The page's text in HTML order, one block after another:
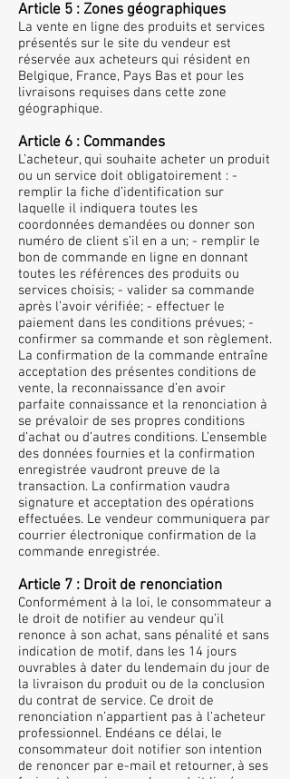
Article 5 : Zones géographiques
La vente en ligne des produits et services
présentés sur le site du vendeur est
réservée aux acheteurs qui résident en
Belgique, France, Pays Bas et pour les
livraisons requises dans cette zone
géographique.
Article 6 : Commandes
L’acheteur, qui souhaite acheter un produit
ou un service doit obligatoirement : -
remplir la fiche d’identification sur
laquelle il indiquera toutes les
coordonnées demandées ou donner son
numéro de client s’il en a un; - remplir le
bon de commande en ligne en donnant
toutes les références des produits ou
services choisis; - valider sa commande
après l’avoir vérifiée; - effectuer le
paiement dans les conditions prévues; -
confirmer sa commande et son règlement.
La confirmation de la commande entraîne
acceptation des présentes conditions de
vente, la reconnaissance d’en avoir
parfaite connaissance et la renonciation à
se prévaloir de ses propres conditions
d’achat ou d’autres conditions. L’ensemble
des données fournies et la confirmation
enregistrée vaudront preuve de la
transaction. La confirmation vaudra
signature et acceptation des opérations
effectuées. Le vendeur communiquera par
courrier électronique confirmation de la
commande enregistrée.
Article 7 : Droit de renonciation
Conformément à la loi, le consommateur a
le droit de notifier au vendeur qu’il
renonce à son achat, sans pénalité et sans
indication de motif, dans les 14 jours
ouvrables à dater du lendemain du jour de
la livraison du produit ou de la conclusion
du contrat de service. Ce droit de
renonciation n’appartient pas à l’acheteur
professionnel. Endéans ce délai, le
consommateur doit notifier son intention
de renoncer par e-mail et retourner, à ses